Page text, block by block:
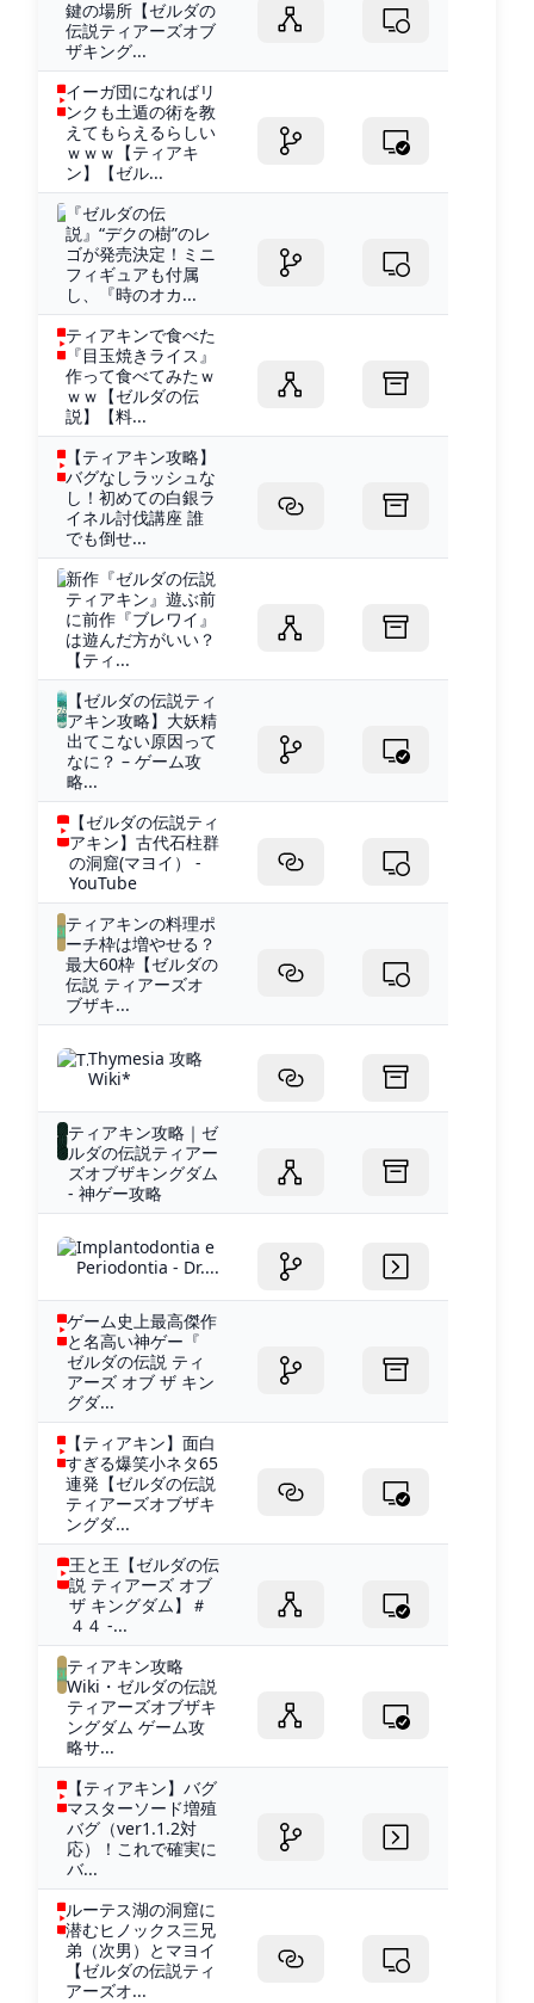
鍵の場所【ゼルダの
伝説ティアーズオブ
ザキング...
イーガ団になればリ
ンクも土遁の術を教
えてもらえるらしい
ｗｗｗ【ティアキ
ン】【ゼル...
『ゼルダの伝
説』“デクの樹”のレ
ゴが発売決定！ミニ
フィギュアも付属
し、『時のオカ...
ティアキンで食べた
『目玉焼きライス』
作って食べてみたｗ
ｗｗ【ゼルダの伝
説】【料...
【ティアキン攻略】
バグなしラッシュな
し！初めての白銀ラ
イネル討伐講座 誰
でも倒せ...
新作『ゼルダの伝説
ティアキン』遊ぶ前
に前作『ブレワイ』
は遊んだ方がいい？
【ティ...
【ゼルダの伝説ティ
アキン攻略】大妖精
出てこない原因って
なに？ – ゲーム攻
略...
【ゼルダの伝説ティ
アキン】古代石柱群
の洞窟(マヨイ） -
YouTube
ティアキンの料理ポ
ーチ枠は増やせる？
最大60枠【ゼルダの
伝説 ティアーズオ
ブザキ...
Thymesia 攻略
Wiki*
ティアキン攻略｜ゼ
ルダの伝説ティアー
ズオブザキングダム
- 神ゲー攻略
Implantodontia e
Periodontia - Dr....
ゲーム史上最高傑作
と名高い神ゲー『
ゼルダの伝説 ティ
アーズ オブ ザ キン
グダ...
【ティアキン】面白
すぎる爆笑小ネタ65
連発【ゼルダの伝説
ティアーズオブザキ
ングダ...
王と王【ゼルダの伝
説 ティアーズ オブ
ザ キングダム】＃
４４ -...
ティアキン攻略
Wiki・ゼルダの伝説
ティアーズオブザキ
ングダム ゲーム攻
略サ...
【ティアキン】バグ
マスターソード増殖
バグ（ver1.1.2対
応）！これで確実に
バ...
ルーテス湖の洞窟に
潜むヒノックス三兄
弟（次男）とマヨイ
【ゼルダの伝説ティ
アーズオ...